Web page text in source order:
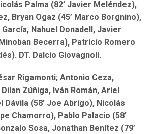
Palma (82’ Javier Meléndez),
Bryan Ogaz (45’ Marco Borgnino),
Nahuel Donadell, Javier
Becerra), Patricio Romero
DT. Dalcio Giovagnoli.
Rigamonti; Antonio Ceza,
Zúñiga, Iván Román, Ariel
Dávila (58’ Joe Abrigo), Nicolás
Chamorro), Pablo Palacio (58’
Sosa, Jonathan Benítez (79’